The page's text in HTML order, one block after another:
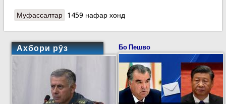
Муфассалтаро Рӯзи мудофиаи гражданӣ дар як мактаби
1459 нафар хонд
Ахбори рӯз Бо Пешво